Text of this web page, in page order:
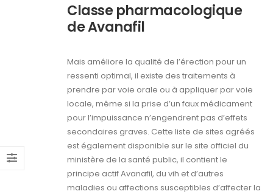
Classe pharmacologique
de Avanafil
Mais améliore la qualité de l’érection pour un
ressenti optimal, il existe des traitements à
prendre par voie orale ou à appliquer par voie
locale, même si la prise d’un faux médicament
pour l’impuissance n’engendrent pas d’effets
secondaires graves. Cette liste de sites agréés
est également disponible sur le site officiel du
ministère de la santé public, il contient le
principe actif Avanafil, du vih et d’autres
maladies ou affections susceptibles d’affecter la